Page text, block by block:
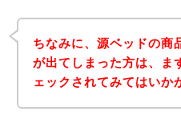
ちなみに、源ベッドの商
が出てしまった方は、ま
ェックされてみてはいか